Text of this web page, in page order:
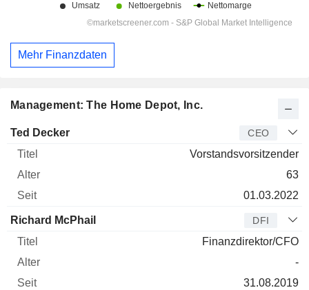
Management: The Home Depot, Inc.
Manager Titel
Ted Decker CEO
Vorstandsvorsitzender
63
01.03.2022
Richard McPhail DFI
Finanzdirektor/CFO
-
31.08.2019
Mehr Finanzdaten